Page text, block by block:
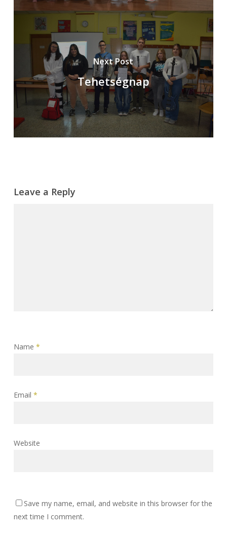
Next Post
Tehetségnap
Leave a Reply
Name *
Email *
Website
Save my name, email, and website in this browser for the
next time I comment.